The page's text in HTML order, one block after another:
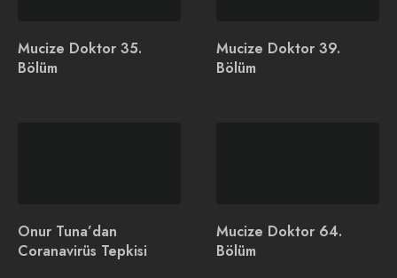
Mucize Doktor 35.
Bölüm
Mucize Doktor 39.
Bölüm
Onur Tuna’dan
Coranavirüs Tepkisi
Mucize Doktor 64.
Bölüm